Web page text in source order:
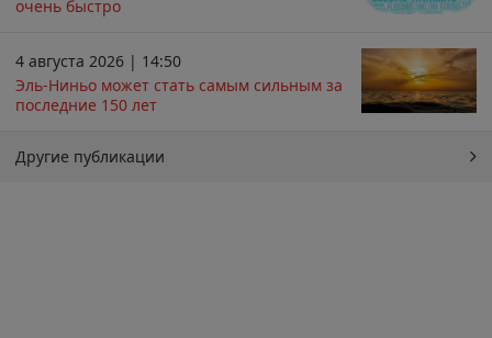
очень быстро
4 августа 2026 | 14:50
Эль-Ниньо может стать самым сильным за
последние 150 лет
Другие публикации